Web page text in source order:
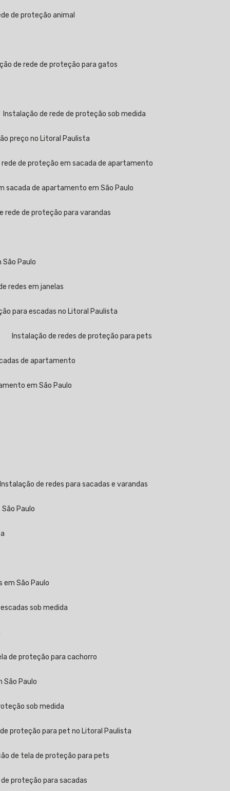
de proteção animal
de rede de proteção para gatos
Instalação de rede de proteção sob medida
preço no Litoral Paulista
rede de proteção em sacada de apartamento
sacada de apartamento em São Paulo
rede de proteção para varandas
São Paulo
redes em janelas
para escadas no Litoral Paulista
Instalação de redes de proteção para pets
de apartamento
em São Paulo
Instalação de redes para sacadas e varandas
Paulo
em São Paulo
sob medida
de proteção para cachorro
São Paulo
sob medida
proteção para pet no Litoral Paulista
de tela de proteção para pets
proteção para sacadas